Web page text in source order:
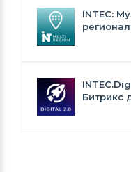
INTEC:
Битрикс